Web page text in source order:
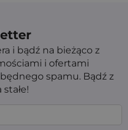
i bądź na bieżąco z
i ofertami
spamu. Bądź z